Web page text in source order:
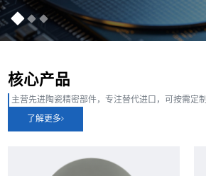
核心产品
主营先进陶瓷精密部件，专注替代进口，可按需定制
了解更多